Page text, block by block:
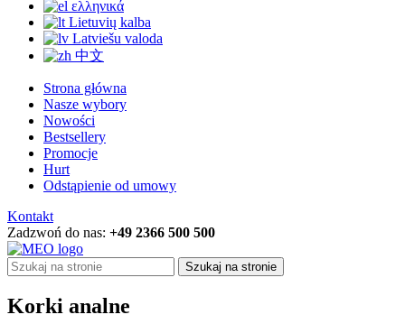
ελληνικά
Lietuvių kalba
Latviešu valoda
中文
Strona główna
Nasze wybory
Nowości
Bestsellery
Promocje
Hurt
Odstąpienie od umowy
Kontakt
Zadzwoń do nas: +49 2366 500 500
Szukaj na stronie
Korki analne